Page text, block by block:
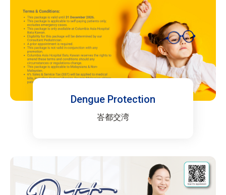
Dengue Protection
峇都交湾